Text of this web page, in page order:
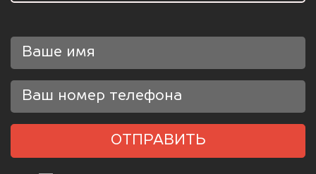
ОТПРАВИТЬ